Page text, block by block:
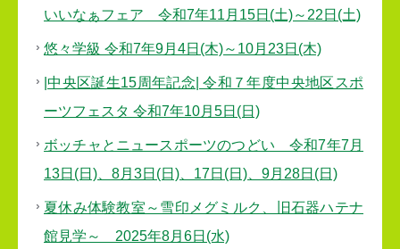
いいなぁフェア 令和7年11月15日(土)～22日(土)
悠々学級 令和7年9月4日(木)～10月23日(木)
|中央区誕生15周年記念| 令和７年度中央地区スポ
ーツフェスタ 令和7年10月5日(日)
ボッチャとニュースポーツのつどい 令和7年7月
13日(日)、8月3日(日)、17日(日)、9月28日(日)
夏休み体験教室～雪印メグミルク、旧石器ハテナ
館見学～ 2025年8月6日(水)